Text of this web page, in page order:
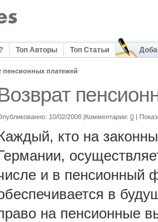
Топ Авторы Топ Статьи
пенсионных платежей
10/02/2008 |Комментарии: 0 |
кто на
и в пенсионный
в
на пенсионные